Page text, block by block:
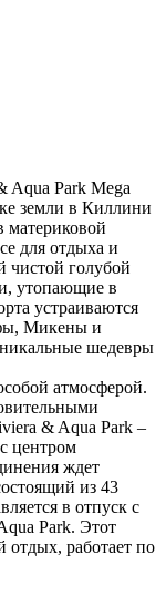
Aqua Park Mega
земли в Киллини
материковой
для отдыха и
чистой голубой
утопающие в
устраиваются
Микены и
шедевры
атмосферой.
& Aqua Park –
центром
ждет
из 43
в отпуск с
Park. Этот
работает по